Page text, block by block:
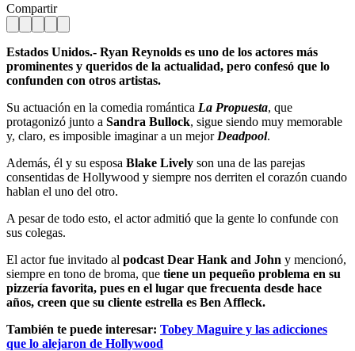
Compartir
Estados Unidos.- Ryan Reynolds es uno de los actores más
prominentes y queridos de la actualidad, pero confesó que lo
confunden con otros artistas.
Su actuación en la comedia romántica La Propuesta, que
protagonizó junto a Sandra Bullock, sigue siendo muy memorable
y, claro, es imposible imaginar a un mejor Deadpool.
Además, él y su esposa Blake Lively son una de las parejas
consentidas de Hollywood y siempre nos derriten el corazón cuando
hablan el uno del otro.
A pesar de todo esto, el actor admitió que la gente lo confunde con
sus colegas.
El actor fue invitado al podcast Dear Hank and John y mencionó,
siempre en tono de broma, que tiene un pequeño problema en su
pizzería favorita, pues en el lugar que frecuenta desde hace
años, creen que su cliente estrella es Ben Affleck.
También te puede interesar: Tobey Maguire y las adicciones
que lo alejaron de Hollywood